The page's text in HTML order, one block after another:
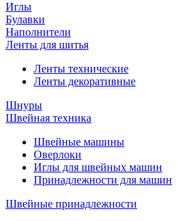
Иглы
Булавки
Наполнители
Ленты для шитья
Ленты технические
Ленты декоративные
Шнуры
Швейная техника
Швейные машины
Оверлоки
Иглы для швейных машин
Принадлежности для машин
Швейные принадлежности